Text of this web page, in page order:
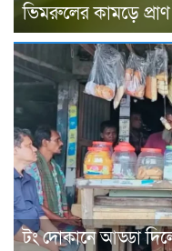
ভিমরুলের কামড়ে
টং দোকানে আড্ডা